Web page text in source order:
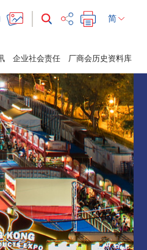
简
企业社会责任 厂商会历史资料库